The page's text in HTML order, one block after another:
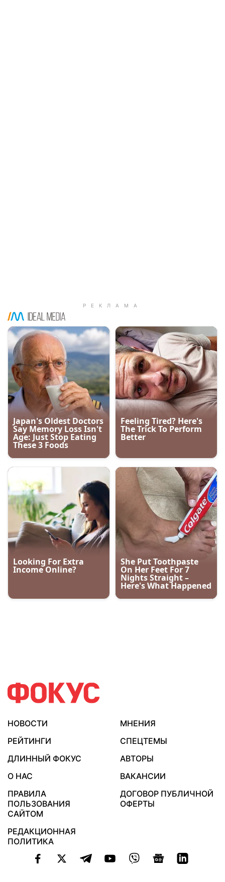
НОВОСТИ
МНЕНИЯ
РЕЙТИНГИ
СПЕЦТЕМЫ
ДЛИННЫЙ ФОКУС
АВТОРЫ
О НАС
ВАКАНСИИ
ПРАВИЛА
ПОЛЬЗОВАНИЯ
САЙТОМ
ДОГОВОР ПУБЛИЧНОЙ
ОФЕРТЫ
РЕДАКЦИОННАЯ
ПОЛИТИКА